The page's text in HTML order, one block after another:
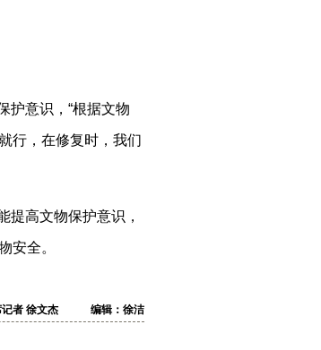
护意识，“根据文物
行，在修复时，我们
提高文物保护意识，
安全。
记者 徐文杰 编辑：徐洁